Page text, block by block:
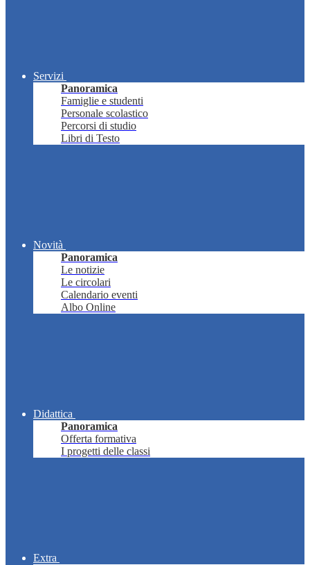
Servizi
Panoramica
Famiglie e studenti
Personale scolastico
Percorsi di studio
Libri di Testo
Novità
Panoramica
Le notizie
Le circolari
Calendario eventi
Albo Online
Didattica
Panoramica
Offerta formativa
I progetti delle classi
Extra